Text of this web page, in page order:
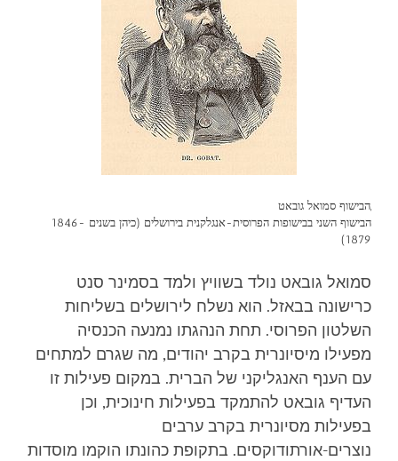
,הבישוף סמואל גובאט
הבישוף השני בבישופות הפרוסית-אנגלקנית בירושלים (כיהן בשנים 1846-
1879)
סמואל גובאט נולד בשוויץ ולמד בסמינר סנט
כרישונה בבאזל. הוא נשלח לירושלים בשליחות
השלטון הפרוסי. תחת הנהגתו נמנעה הכנסיה
מפעילו מיסיונרית בקרב יהודים, מה שגרם למתחים
עם הענף האנגליקני של הברית. במקום פעילות זו
העדיף גובאט להתמקד בפעילות חינוכית, וכן
בפעילות מסיונרית בקרב ערבים
נוצרים-אורתודוקסים. בתקופת כהונתו הוקמו מוסדות